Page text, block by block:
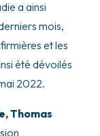
a ainsi
mois,
et les
été dévoilés
2022.
Thomas